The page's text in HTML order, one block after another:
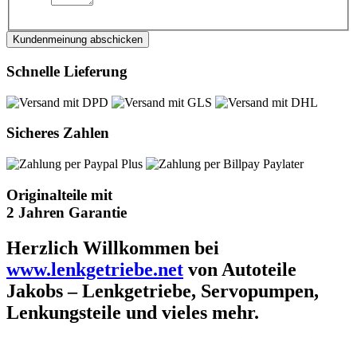
Kundenmeinung abschicken
Schnelle Lieferung
Sicheres Zahlen
Originalteile mit
2 Jahren Garantie
Herzlich Willkommen bei
www.lenkgetriebe.net von Autoteile
Jakobs – Lenkgetriebe, Servopumpen,
Lenkungsteile und vieles mehr.